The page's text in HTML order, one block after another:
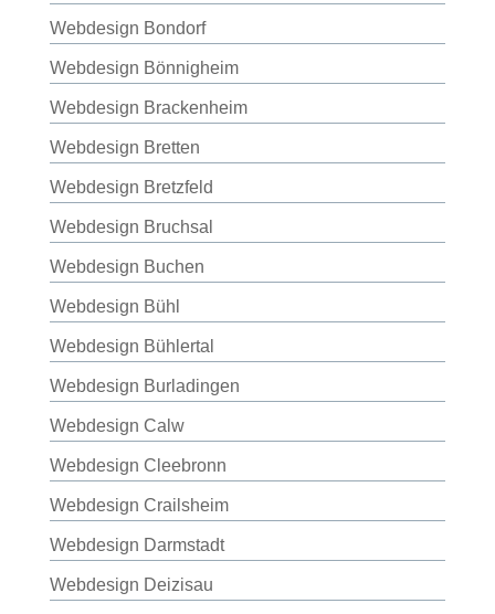
Webdesign Bondorf
Webdesign Bönnigheim
Webdesign Brackenheim
Webdesign Bretten
Webdesign Bretzfeld
Webdesign Bruchsal
Webdesign Buchen
Webdesign Bühl
Webdesign Bühlertal
Webdesign Burladingen
Webdesign Calw
Webdesign Cleebronn
Webdesign Crailsheim
Webdesign Darmstadt
Webdesign Deizisau